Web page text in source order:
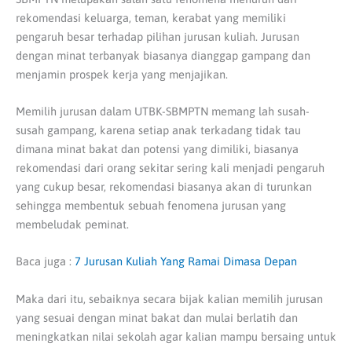
rekomendasi keluarga, teman, kerabat yang memiliki
pengaruh besar terhadap pilihan jurusan kuliah. Jurusan
dengan minat terbanyak biasanya dianggap gampang dan
menjamin prospek kerja yang menjajikan.
Memilih jurusan dalam UTBK-SBMPTN memang lah susah-
susah gampang, karena setiap anak terkadang tidak tau
dimana minat bakat dan potensi yang dimiliki, biasanya
rekomendasi dari orang sekitar sering kali menjadi pengaruh
yang cukup besar, rekomendasi biasanya akan di turunkan
sehingga membentuk sebuah fenomena jurusan yang
membeludak peminat.
Baca juga : 7 Jurusan Kuliah Yang Ramai Dimasa Depan
Maka dari itu, sebaiknya secara bijak kalian memilih jurusan
yang sesuai dengan minat bakat dan mulai berlatih dan
meningkatkan nilai sekolah agar kalian mampu bersaing untuk